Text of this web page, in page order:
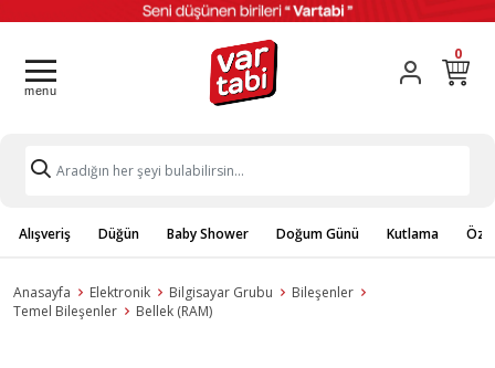
0
Alışveriş Düğün Baby Shower Doğum Günü Kutlama
Anasayfa Elektronik Bilgisayar Grubu
Bileşenler
Temel Bileşenler
Bellek (RAM)